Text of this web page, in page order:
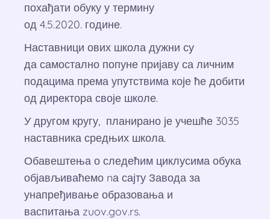
похађати обуку у термину
од 4.5.2020. године.
Наставници ових школа дужни су
да самостално попуне пријаву са личним
подацима према упутствима које ће добити
од директора своје школе.
У другом кругу, планирано је учешће 3035
наставника средњих школа.
Обавештења о следећим циклусима обука
објављиваћемо nа сајту Завода за
унапређивање образовања и
васпитања zuov.gov.rs.